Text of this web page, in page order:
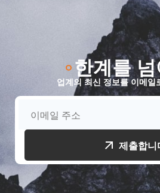
한계를
업계의 최신 정보를 이메일
제출합니